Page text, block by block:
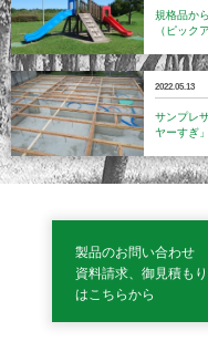
規格品か
（ピック
2022.05.13
サンプレ
ヤーすぎ
製品のお問い合わせ
資料請求、御見積も
はこちらから